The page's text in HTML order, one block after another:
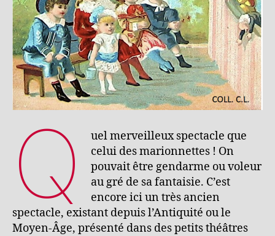
Q
uel merveilleux spectacle que
celui des marionnettes ! On
pouvait être gendarme ou voleur
au gré de sa fantaisie. C’est
encore ici un très ancien
spectacle, existant depuis l’Antiquité ou le
Moyen-Âge, présenté dans des petits théâtres